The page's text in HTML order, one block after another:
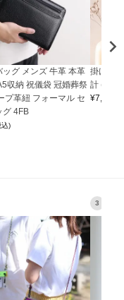
ッグ メンズ 牛革 本革
収納 祝儀袋 冠婚葬祭
プ革紐 フォーマル セ
グ 4FB
込)
掛け時
計
¥7,150
3